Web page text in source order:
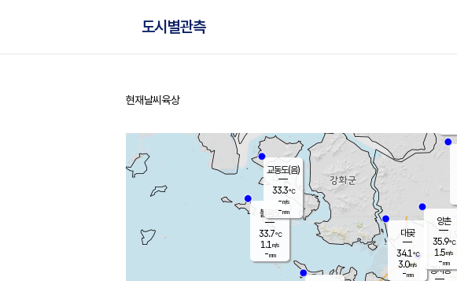
도시별관측
홈
현재날씨 육상
볼음도
33.7℃
1.1 m/s
-mm
경서동
대곶
34.1℃
3.0m/s
-mm
양촌
35.9℃
1.5m/s
-mm
교동도(음)
33.3℃
-m/s
-mm